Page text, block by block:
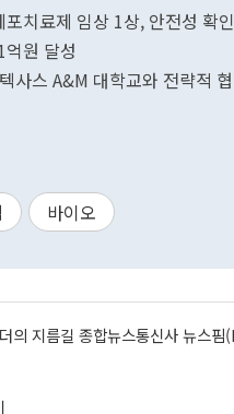
치료제 임상 1상, 안전성 확
원 달성
사스 A&M 대학교와 전략적
바이오
의 지름길 종합뉴스통신사 뉴스